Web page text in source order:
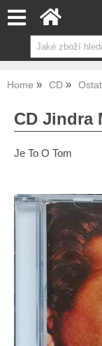
Home CD
CD Jindra
Je To O Tom